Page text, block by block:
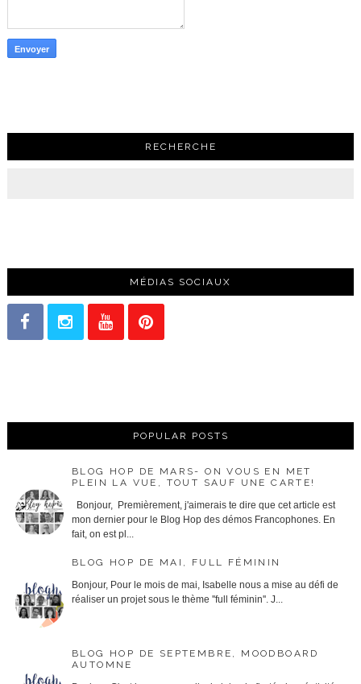
RECHERCHE
MÉDIAS SOCIAUX
POPULAR POSTS
BLOG HOP DE MARS- ON VOUS EN MET
PLEIN LA VUE, TOUT SAUF UNE CARTE!
Bonjour, Premièrement, j'aimerais te dire que cet article est
mon dernier pour le Blog Hop des démos Francophones. En
fait, on est pl...
BLOG HOP DE MAI, FULL FÉMININ
Bonjour, Pour le mois de mai, Isabelle nous a mise au défi de
réaliser un projet sous le thème ''full féminin''. J...
BLOG HOP DE SEPTEMBRE, MOODBOARD
AUTOMNE